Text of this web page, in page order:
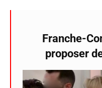
Franche-
proposer